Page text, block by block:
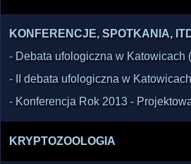
KONFERENCJE, SPOTKANIA,
- Debata ufologiczna w Katowicach
- II debata ufologiczna w Katowicach
- Konferencja Rok 2013 -
KRYPTOZOOLOGIA